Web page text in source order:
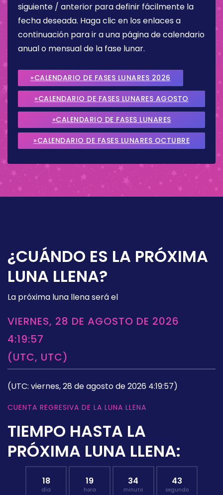
siguiente / anterior para definir fácilmente la
fecha deseada. Haga clic en los enlaces a
continuación para ir a una página de calendario
anual o mensual de la fase lunar.
»CALENDARIO DE FASES LUNARES 2026
»CALENDARIO DE FASES LUNARES AGOSTO
2026
»CALENDARIO DE FASES LUNARES
SEPTIEMBRE 2026
»CALENDARIO DE FASES LUNARES OCTUBRE
¿CUÁNDO ES LA PRÓXIMA
LUNA LLENA?
La próxima luna llena será el
VIERNES, 28 DE AGOSTO DE 2026
4:19:57
(UTC, UTC)
(UTC: viernes, 28 de agosto de 2026 4:19:57)
CUENTA REGRESIVA DE LA LUNA LLENA
TIEMPO HASTA LA
PRÓXIMA LUNA LLENA:
18
día
19
hora
34
minuto
42
segundo